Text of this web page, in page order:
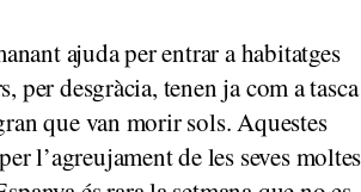
ajuda per entrar a habitatges
per desgràcia, tenen ja com a tasca
que van morir sols. Aquestes
l’agreujament de les seves moltes